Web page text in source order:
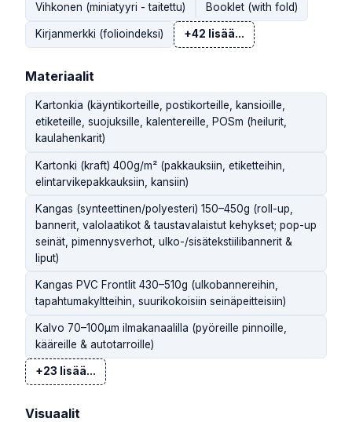
Vihkonen (miniatyyri - taitettu) Booklet (with fold)
Kirjanmerkki (folioindeksi) +42 lisää...
Materiaalit
Kartonkia (käyntikorteille, postikorteille, kansioille,
etiketeille, suojuksille, kalentereille, POSm (heilurit,
kaulahenkarit)
Kartonki (kraft) 400g/m² (pakkauksiin, etiketteihin,
elintarvikepakkauksiin, kansiin)
Kangas (synteettinen/polyesteri) 150–450g (roll-up,
bannerit, valolaatikot & taustavalaistut kehykset; pop-up
seinät, pimennysverhot, ulko-/sisätekstiilibannerit &
liput)
Kangas PVC Frontlit 430–510g (ulkobannereihin,
tapahtumakyltteihin, suurikokoisiin seinäpeitteisiin)
Kalvo 70–100µm ilmakanaalilla (pyöreille pinnoille,
kääreille & autotarroille)
+23 lisää...
Visuaalit